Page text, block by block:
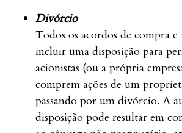
Divórcio
Todos os acordos de compra e
incluir uma disposição para
acionistas (ou a própria
comprem ações de um
passando por um divórcio. A
disposição pode resultar em